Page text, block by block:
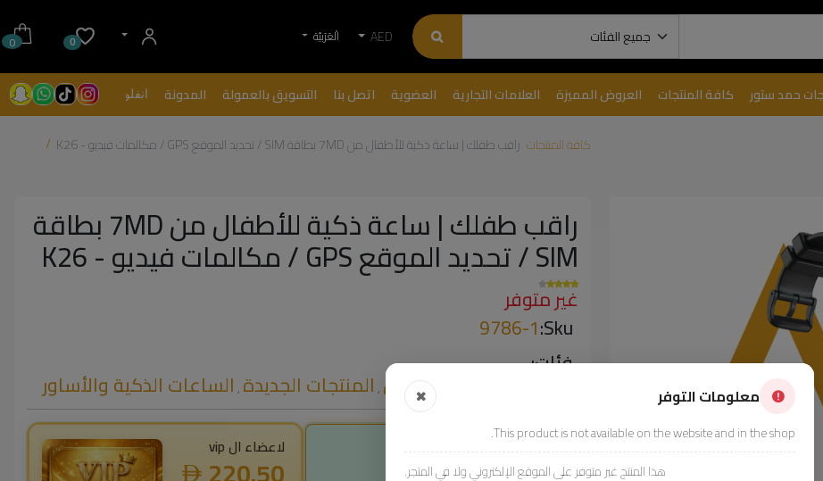
AED الْعَرَبيّة 0
0
حمد ستور كافة المنتجات العروض المميزة العلامات التجارية العضوية اتصل بنا التسويق بالعمولة المدونة انفلونسرز
كافة المنتجات راقب طفلك | ساعة ذكية للأطفال من 7MD بطاقة SIM / تحديد الموقع GPS / مكالمات فيديو - K26
راقب طفلك | ساعة ذكية للأطفال من 7MD بطاقة
SIM / تحديد الموقع GPS / مكالمات فيديو - K26
غير متوفر
Sku:
9786-1
فئات:
الألعاب ومنتجات الأطفال,المنتجات الجديدة,الساعات الذكية والأساور
سعر المنتج لاعضاء ال vip
معلومات التوفر
This product is not available on the website and in the shop.
هذا المنتج غير متوفر على الموقع الإلكتروني ولا في المتجر.